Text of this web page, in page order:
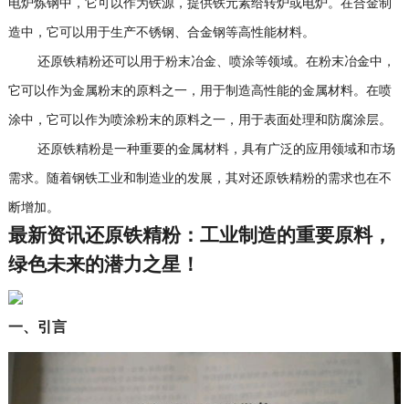
电炉炼钢中，它可以作为铁源，提供铁元素给转炉或电炉。在合金制
造中，它可以用于生产不锈钢、合金钢等高性能材料。
还原铁精粉还可以用于粉末冶金、喷涂等领域。在粉末冶金中，
它可以作为金属粉末的原料之一，用于制造高性能的金属材料。在喷
涂中，它可以作为喷涂粉末的原料之一，用于表面处理和防腐涂层。
还原铁精粉是一种重要的金属材料，具有广泛的应用领域和市场
需求。随着钢铁工业和制造业的发展，其对还原铁精粉的需求也在不
断增加。
最新资讯还原铁精粉：工业制造的重要原料，
绿色未来的潜力之星！
一、引言